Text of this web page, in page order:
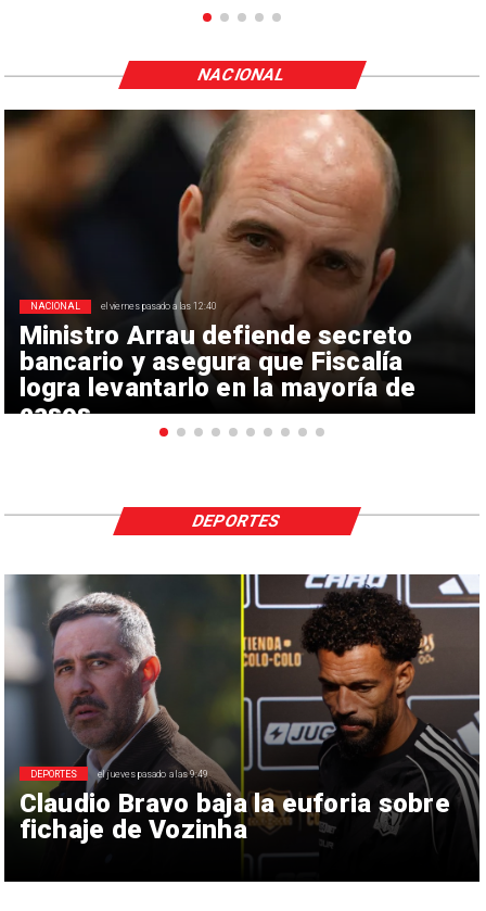
Ministro Arrau defiende secreto
bancario y asegura que Fiscalía
logra levantarlo en la mayoría de
casos
NACIONAL el viernes pasado a las 12:40
NACIONAL
Claudio Bravo baja la euforia sobre
fichaje de Vozinha
DEPORTES el jueves pasado a las 9:49
DEPORTES